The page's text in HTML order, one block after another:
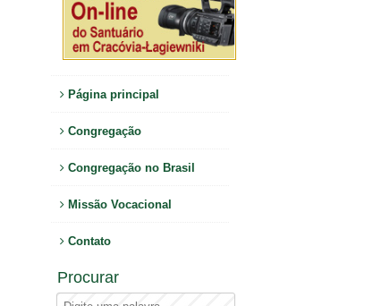
Página principal
Congregação
Congregação no Brasil
Missão Vocacional
Contato
Procurar